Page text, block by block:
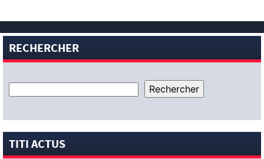
RECHERCHER
TITI ACTUS